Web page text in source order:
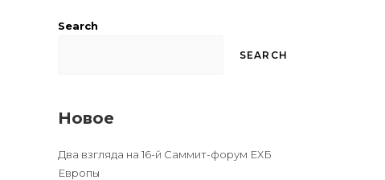
Search
SEARCH
Новое
Два взгляда на 16-й Саммит-форум ЕХБ
Европы